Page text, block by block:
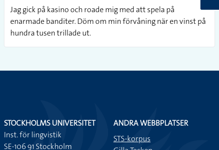
Jag gick på kasino och roade mig med att spela på
enarmade banditer. Döm om min förvåning när en vinst på
hundra tusen trillade ut.
STOCKHOLMS UNIVERSITET
Inst. för lingvistik
SE-106 91 Stockholm
ANDRA WEBBPLATSER
STS-korpus